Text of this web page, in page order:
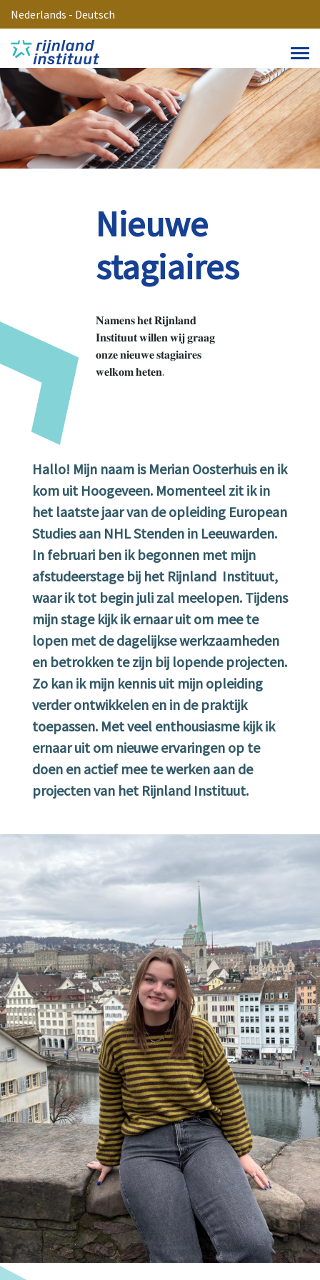
Nederlands - Deutsch
Nieuwe
stagiaires
𝐍𝐚𝐦𝐞𝐧𝐬 𝐡𝐞𝐭 𝐑𝐢𝐣𝐧𝐥𝐚𝐧𝐝
𝐈𝐧𝐬𝐭𝐢𝐭𝐮𝐮𝐭 𝐰𝐢𝐥𝐥𝐞𝐧 𝐰𝐢𝐣 𝐠𝐫𝐚𝐚𝐠
𝐨𝐧𝐳𝐞 𝐧𝐢𝐞𝐮𝐰𝐞 𝐬𝐭𝐚𝐠𝐢𝐚𝐢𝐫𝐞𝐬
𝐰𝐞𝐥𝐤𝐨𝐦 𝐡𝐞𝐭𝐞𝐧.
Hallo! Mijn naam is Merian Oosterhuis en ik
kom uit Hoogeveen. Momenteel zit ik in
het laatste jaar van de opleiding European
Studies aan NHL Stenden in Leeuwarden.
In februari ben ik begonnen met mijn
afstudeerstage bij het Rijnland Instituut,
waar ik tot begin juli zal meelopen. Tijdens
mijn stage kijk ik ernaar uit om mee te
lopen met de dagelijkse werkzaamheden
en betrokken te zijn bij lopende projecten.
Zo kan ik mijn kennis uit mijn opleiding
verder ontwikkelen en in de praktijk
toepassen. Met veel enthousiasme kijk ik
ernaar uit om nieuwe ervaringen op te
doen en actief mee te werken aan de
projecten van het Rijnland Instituut.